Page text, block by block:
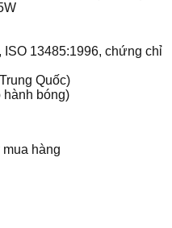
ISO 13485:1996, chứng chỉ
Quốc)
hành bóng)
hàng